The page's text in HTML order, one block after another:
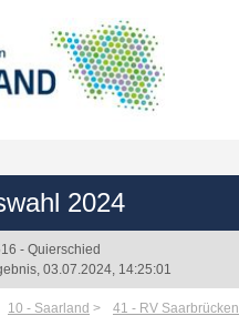
2024
- Quierschied
03.07.2024, 14:25:01
10 - Saarland 41 - RV Saarbrücken